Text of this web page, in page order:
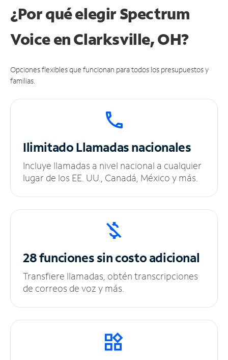
¿Por qué elegir Spectrum
Voice en Clarksville, OH?
Opciones flexibles que funcionan para todos los presupuestos y
familias.
IlimitadoLlamadas nacionales
Incluye llamadas a nivel nacional a cualquier
lugar de los EE. UU., Canadá, México y más.
28 funciones sincosto adicional
Transfiere llamadas, obtén transcripciones
de correos de voz y más.